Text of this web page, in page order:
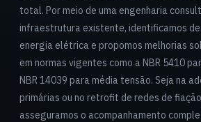
total. Por meio de uma engenharia
infraestrutura existente, identificamos
energia elétrica e propomos melhorias
em normas vigentes como a NBR 5410
NBR 14039 para média tensão. Seja na
primárias ou no retrofit de redes de
asseguramos o acompanhamento